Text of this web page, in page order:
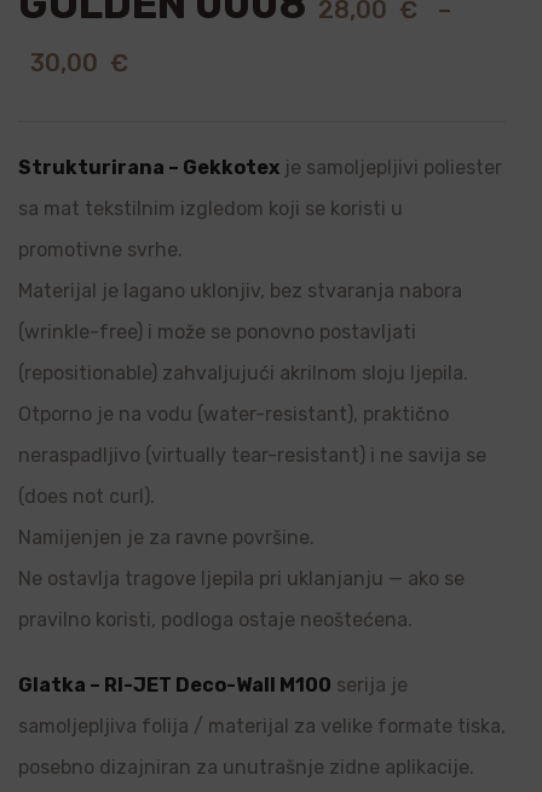
28,00 €
–
30,00 €
Strukturirana – Gekkotex je samoljepljivi poliester
sa mat tekstilnim izgledom koji se koristi u
promotivne svrhe.
Materijal je lagano uklonjiv, bez stvaranja nabora
(wrinkle-free) i može se ponovno postavljati
(repositionable) zahvaljujući akrilnom sloju ljepila.
Otporno je na vodu (water-resistant), praktično
neraspadljivo (virtually tear-resistant) i ne savija se
(does not curl).
Namijenjen je za ravne površine.
Ne ostavlja tragove ljepila pri uklanjanju — ako se
pravilno koristi, podloga ostaje neoštećena.
Glatka – RI-JET Deco-Wall M100 serija je
samoljepljiva folija / materijal za velike formate tiska,
posebno dizajniran za unutrašnje zidne aplikacije.